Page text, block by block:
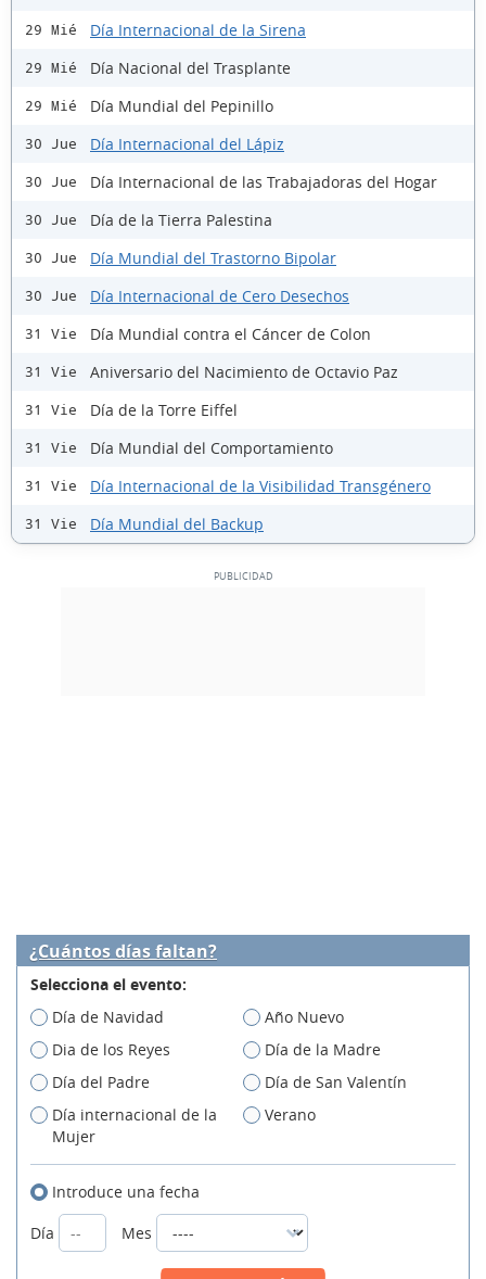
29 Mié Día Internacional de la Sirena
29 Mié Día Nacional del Trasplante
29 Mié Día Mundial del Pepinillo
30 Jue Día Internacional del Lápiz
30 Jue Día Internacional de las Trabajadoras del Hogar
30 Jue Día de la Tierra Palestina
30 Jue Día Mundial del Trastorno Bipolar
30 Jue Día Internacional de Cero Desechos
31 Vie Día Mundial contra el Cáncer de Colon
31 Vie Aniversario del Nacimiento de Octavio Paz
31 Vie Día de la Torre Eiffel
31 Vie Día Mundial del Comportamiento
31 Vie Día Internacional de la Visibilidad Transgénero
31 Vie Día Mundial del Backup
¿Cuántos días faltan?
Selecciona el evento:
Día de Navidad
Año Nuevo
Dia de los Reyes
Día de la Madre
Día del Padre
Día de San Valentín
Día internacional de la
Mujer
Verano
Introduce una fecha
Día
Mes